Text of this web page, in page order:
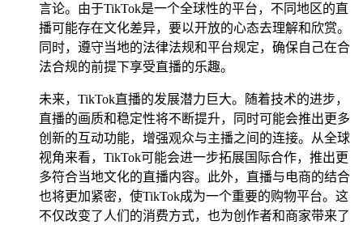
言论。由于TikTok是一个全球性的平台，不同地区的直
播可能存在文化差异，要以开放的心态去理解和欣赏。
同时，遵守当地的法律法规和平台规定，确保自己在合
法合规的前提下享受直播的乐趣。
未来，TikTok直播的发展潜力巨大。随着技术的进步，
直播的画质和稳定性将不断提升，同时可能会推出更多
创新的互动功能，增强观众与主播之间的连接。从全球
视角来看，TikTok可能会进一步拓展国际合作，推出更
多符合当地文化的直播内容。此外，直播与电商的结合
也将更加紧密，使TikTok成为一个重要的购物平台。这
不仅改变了人们的消费方式，也为创作者和商家带来了